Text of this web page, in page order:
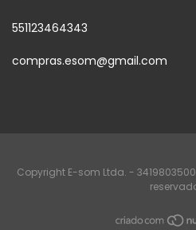
551123464343
compras.esom@gmail.com
Copyright E-som Ltda. -